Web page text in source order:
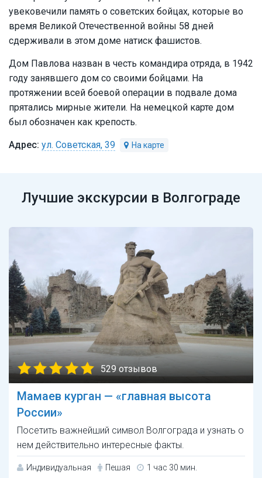
увековечили память о советских бойцах, которые во
время Великой Отечественной войны 58 дней
сдерживали в этом доме натиск фашистов.
Дом Павлова назван в честь командира отряда, в 1942
году занявшего дом со своими бойцами. На
протяжении всей боевой операции в подвале дома
прятались мирные жители. На немецкой карте дом
был обозначен как крепость.
ул. Советская, 39
Лучшие экскурсии в Волгограде
529 отзывов
Мамаев курган — «главная высота
России»
Посетить важнейший символ Волгограда и узнать о
нем действительно интересные факты.
Индивидуальная Пешая 1 час 30 мин.